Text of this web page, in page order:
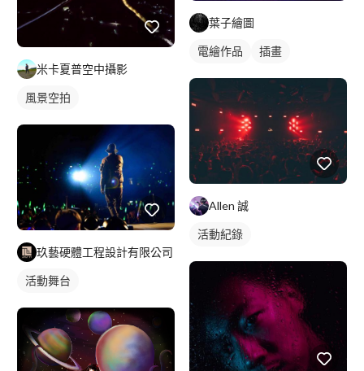
米卡夏普空中攝影
風景空拍
玖藝硬體工程設計有限公司
活動舞台
葉子繪圖
電繪作品 插畫
Allen 誠
活動紀錄